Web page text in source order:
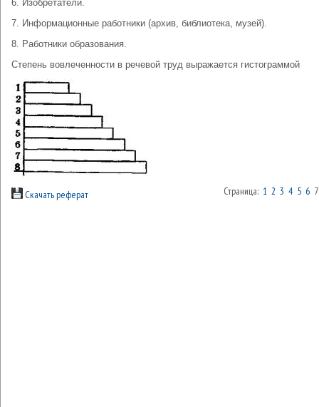
6. Изобретатели.
7. Информационные работники (архив, библиотека, музей).
8. Работники образования.
Степень вовлеченности в речевой труд выражается гистограммой
Скачать реферат Страница: 1 2 3 4 5 6